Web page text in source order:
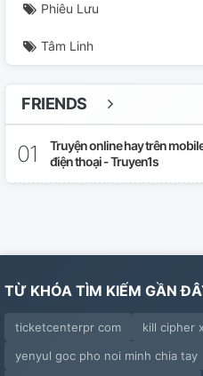
Phiêu Lưu
Tâm Linh
FRIENDS
Truyện online hay trên
điện thoại - Truyen1s
TỪ KHÓA TÌM KIẾM GẦN
ticketcenterpr com
kill cipher
yenyul goc pho noi minh chia tay